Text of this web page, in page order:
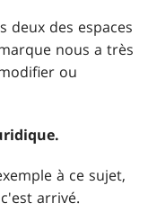
des espaces
nous a très
ou
à ce sujet,
arrivé.